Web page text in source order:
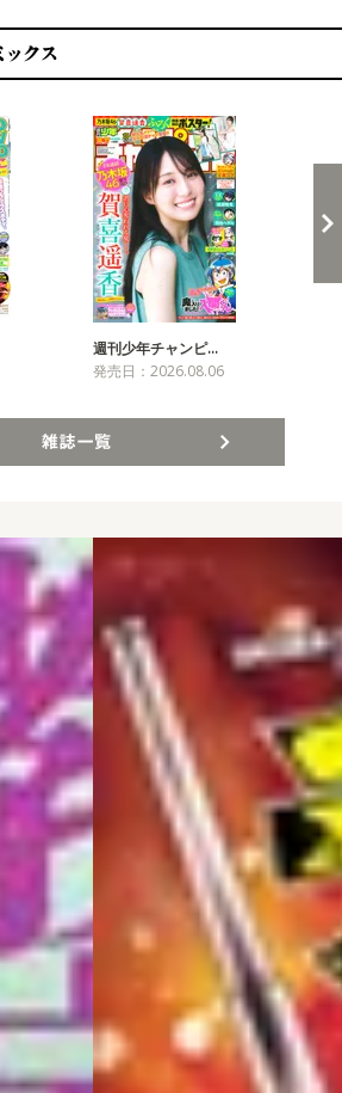
週刊少年チャンピ…
発売日：2026.08.06